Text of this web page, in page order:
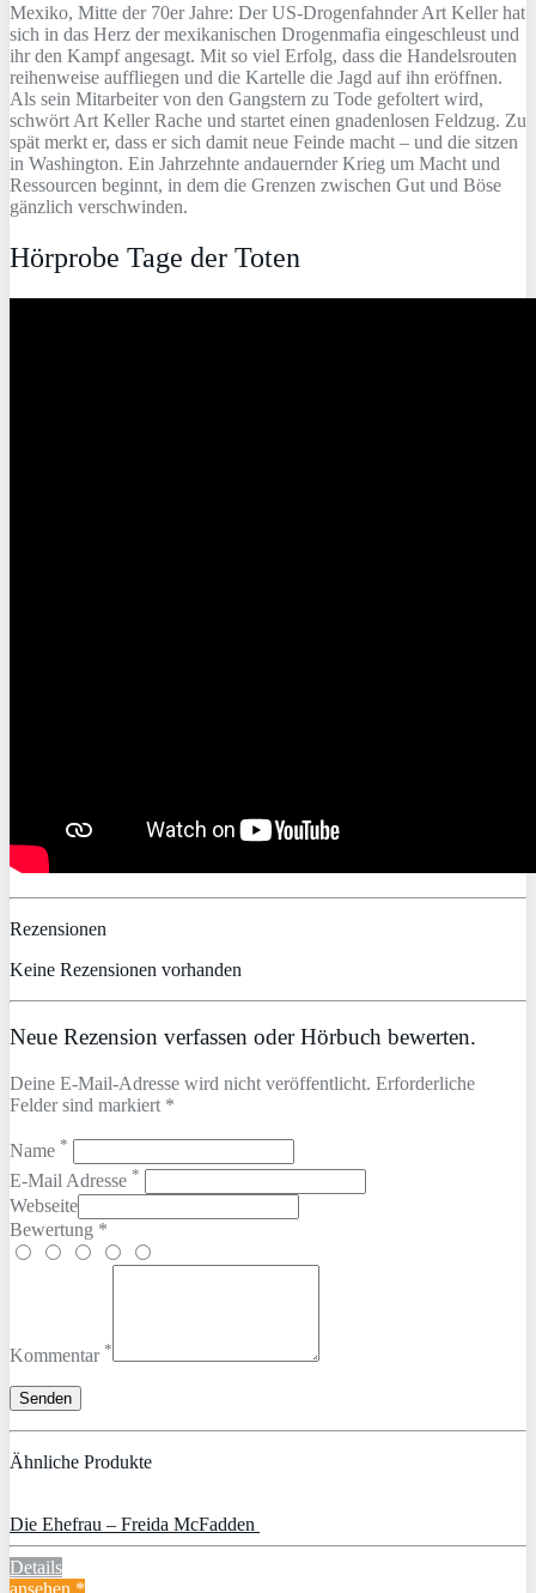
Mexiko, Mitte der 70er Jahre: Der US-Drogenfahnder Art Keller hat
sich in das Herz der mexikanischen Drogenmafia eingeschleust und
ihr den Kampf angesagt. Mit so viel Erfolg, dass die Handelsrouten
reihenweise auffliegen und die Kartelle die Jagd auf ihn eröffnen.
Als sein Mitarbeiter von den Gangstern zu Tode gefoltert wird,
schwört Art Keller Rache und startet einen gnadenlosen Feldzug. Zu
spät merkt er, dass er sich damit neue Feinde macht – und die sitzen
in Washington. Ein Jahrzehnte andauernder Krieg um Macht und
Ressourcen beginnt, in dem die Grenzen zwischen Gut und Böse
gänzlich verschwinden.
Hörprobe Tage der Toten
Rezensionen
Keine Rezensionen vorhanden
Neue Rezension verfassen oder Hörbuch bewerten.
Deine E-Mail-Adresse wird nicht veröffentlicht. Erforderliche
Felder sind markiert *
Name *
E-Mail Adresse *
Webseite
Bewertung *
Kommentar *
Ähnliche Produkte
Die Ehefrau – Freida McFadden
Details
ansehen *